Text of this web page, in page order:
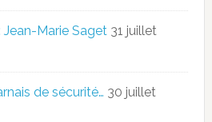
Marie Saget 31 juillet
de sécurité… 30 juillet